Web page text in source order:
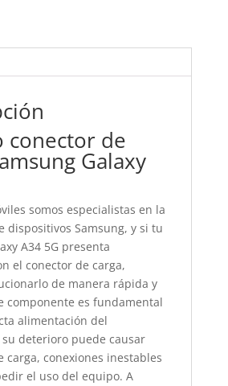
conector de
Galaxy
somos especialistas en la
dispositivos Samsung, y si tu
A34 5G presenta
el conector de carga,
de manera rápida y
componente es fundamental
alimentación del
deterioro puede causar
carga, conexiones inestables
el uso del equipo. A